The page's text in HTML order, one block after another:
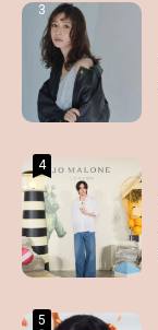
3
4
5
3
4
5
3
4
5